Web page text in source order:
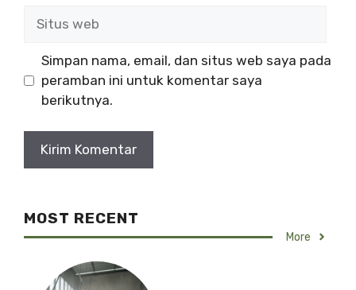
Simpan nama, email, dan situs web saya pada
peramban ini untuk komentar saya
berikutnya.
MOST RECENT
More